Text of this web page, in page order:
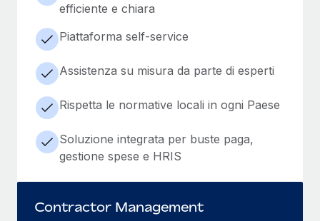
efficiente e chiara
Piattaforma self-service
Assistenza su misura da parte di esperti
Rispetta le normative locali in ogni Paese
Soluzione integrata per buste paga,
gestione spese e HRIS
Contractor Management